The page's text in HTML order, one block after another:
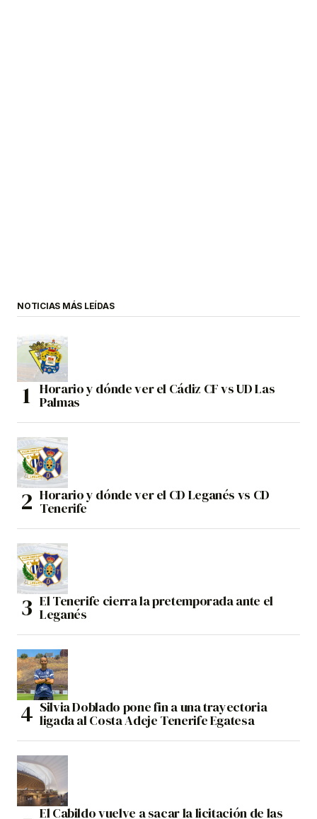
NOTICIAS MÁS LEÍDAS
Horario y dónde ver el Cádiz CF vs UD Las
Palmas
Horario y dónde ver el CD Leganés vs CD
Tenerife
El Tenerife cierra la pretemporada ante el
Leganés
Silvia Doblado pone fin a una trayectoria
ligada al Costa Adeje Tenerife Egatesa
El Cabildo vuelve a sacar la licitación de las